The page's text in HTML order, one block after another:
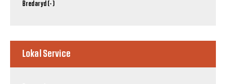
Bredaryd (-)
Lokal Service